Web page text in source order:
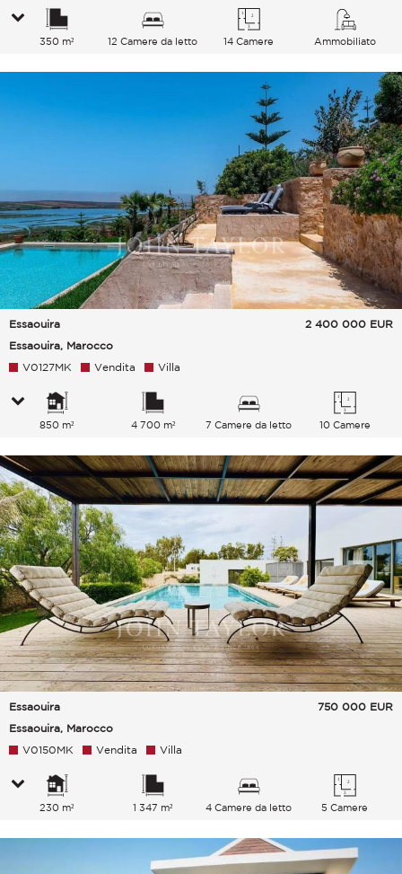
350 m² 12 Camere da letto 14 Camere Ammobiliato
Essaouira
Essaouira, Marocco
2 400 000 EUR
V0127MK Vendita Villa
850 m² 4 700 m² 7 Camere da letto 10 Camere
Essaouira
Essaouira, Marocco
750 000 EUR
V0150MK Vendita Villa
230 m² 1 347 m² 4 Camere da letto 5 Camere